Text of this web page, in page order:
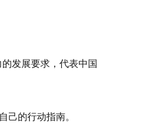
发展要求，代表中国
己的行动指南。